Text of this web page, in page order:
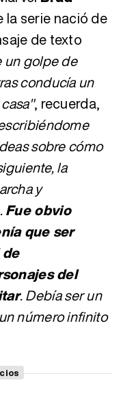
la serie nació de
de texto
un golpe de
conducía un
, recuerda,
sobre cómo
la
y
Fue obvio
que ser
del
. Debía ser un
número infinito